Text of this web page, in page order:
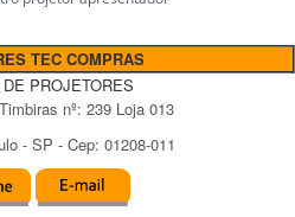
TEC COMPRAS
PROJETORES
nº: 239 Loja 013
- SP - Cep: 01208-011